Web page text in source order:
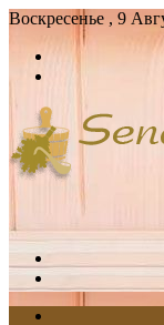
Воскресенье , 9
Войти
skin